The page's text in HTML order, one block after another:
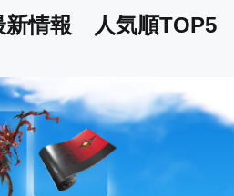
新情報 人気順TOP5